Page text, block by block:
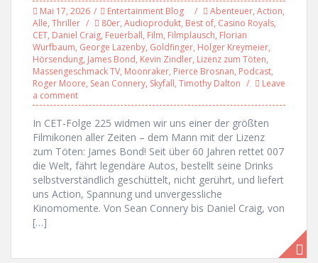
Mai 17, 2026 Entertainment Blog Abenteuer, Action,
Alle, Thriller 80er, Audioprodukt, Best of, Casino Royals,
CET, Daniel Craig, Feuerball, Film, Filmplausch, Florian
Wurfbaum, George Lazenby, Goldfinger, Holger Kreymeier,
Hörsendung, James Bond, Kevin Zindler, Lizenz zum Töten,
Massengeschmack TV, Moonraker, Pierce Brosnan, Podcast,
Roger Moore, Sean Connery, Skyfall, Timothy Dalton
Leave
a comment
In CET-Folge 225 widmen wir uns einer der größten
Filmikonen aller Zeiten – dem Mann mit der Lizenz
zum Töten: James Bond! Seit über 60 Jahren rettet 007
die Welt, fährt legendäre Autos, bestellt seine Drinks
selbstverständlich geschüttelt, nicht gerührt, und liefert
uns Action, Spannung und unvergessliche
Kinomomente. Von Sean Connery bis Daniel Craig, von
[…]